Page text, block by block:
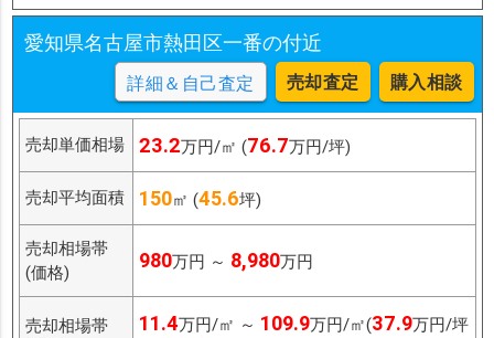
愛知県名古屋市熱田区一番の付近
詳細＆自己査定 売却査定 購入相談
売却単価相場 23.2万円/㎡ (76.7万円/坪)
売却平均面積 150㎡ (45.6坪)
売却相場帯
(価格)
980万円 ～ 8,980万円
売却相場帯
11.4万円/㎡ ～ 109.9万円/㎡(37.9万円/坪